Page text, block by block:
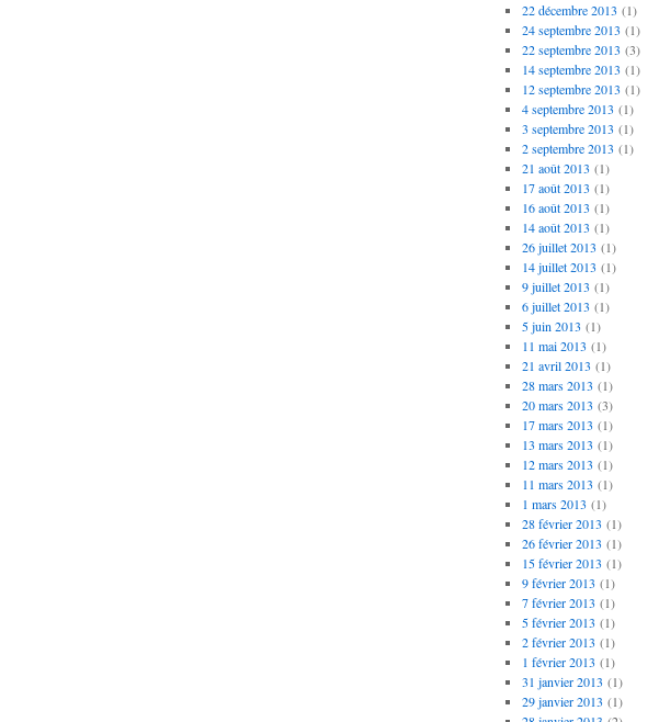
22 décembre 2013 (1)
24 septembre 2013 (1)
22 septembre 2013 (3)
14 septembre 2013 (1)
12 septembre 2013 (1)
4 septembre 2013 (1)
3 septembre 2013 (1)
2 septembre 2013 (1)
21 août 2013 (1)
17 août 2013 (1)
16 août 2013 (1)
14 août 2013 (1)
26 juillet 2013 (1)
14 juillet 2013 (1)
9 juillet 2013 (1)
6 juillet 2013 (1)
5 juin 2013 (1)
11 mai 2013 (1)
21 avril 2013 (1)
28 mars 2013 (1)
20 mars 2013 (3)
17 mars 2013 (1)
13 mars 2013 (1)
12 mars 2013 (1)
11 mars 2013 (1)
1 mars 2013 (1)
28 février 2013 (1)
26 février 2013 (1)
15 février 2013 (1)
9 février 2013 (1)
7 février 2013 (1)
5 février 2013 (1)
2 février 2013 (1)
1 février 2013 (1)
31 janvier 2013 (1)
29 janvier 2013 (1)